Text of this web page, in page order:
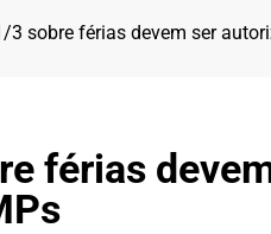
3 sobre férias devem ser
férias